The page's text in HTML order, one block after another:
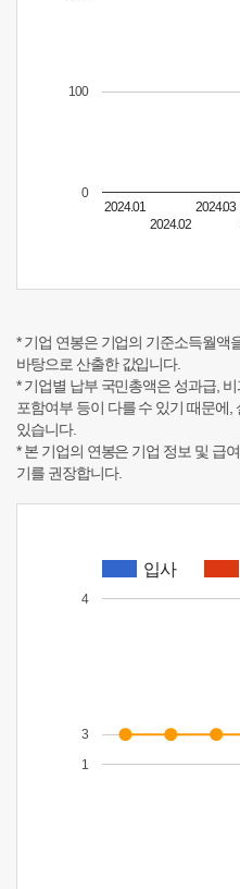
2024.01
2024.02
2024.03
0
100
* 기업 연봉은 기업의 기준소득월액
바탕으로 산출한 값입니다.
* 기업별 납부 국민총액은 성과급,
포함여부 등이 다를 수 있기 때문에
있습니다.
* 본 기업의 연봉은 기업 정보 및 급
기를 권장합니다.
입사
1
3
4